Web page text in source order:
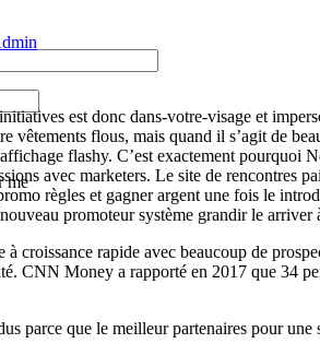
me
est donc dans-votre-visage et
vêtements flous, mais quand il s’agit de
flashy. C’est exactement pourquoi
avec marketers. Le site de
règles et gagner argent une fois le
promoteur système grandir le
croissance rapide avec beaucoup de
CNN Money a rapporté en 2017 que 34
parce que le meilleur partenaires pour une